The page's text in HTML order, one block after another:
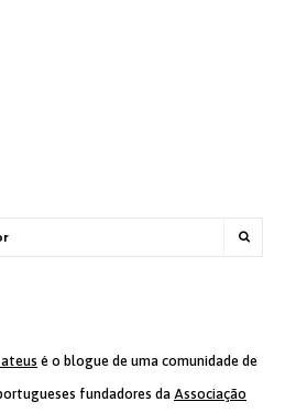
é o blogue de uma comunidade de
fundadores da Associação